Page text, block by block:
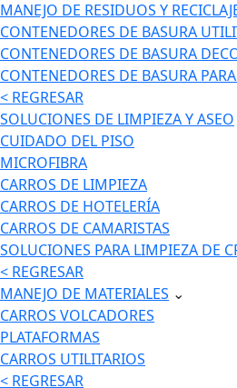
MANEJO DE RESIDUOS Y
CONTENEDORES DE BASURA
CONTENEDORES DE BASURA
CONTENEDORES DE BASURA
< REGRESAR
SOLUCIONES DE LIMPIEZA Y ASEO
CUIDADO DEL PISO
MICROFIBRA
CARROS DE LIMPIEZA
CARROS DE HOTELERÍA
CARROS DE CAMARISTAS
SOLUCIONES PARA LIMPIEZA DE
< REGRESAR
MANEJO DE MATERIALES ⌄
CARROS VOLCADORES
PLATAFORMAS
CARROS UTILITARIOS
< REGRESAR